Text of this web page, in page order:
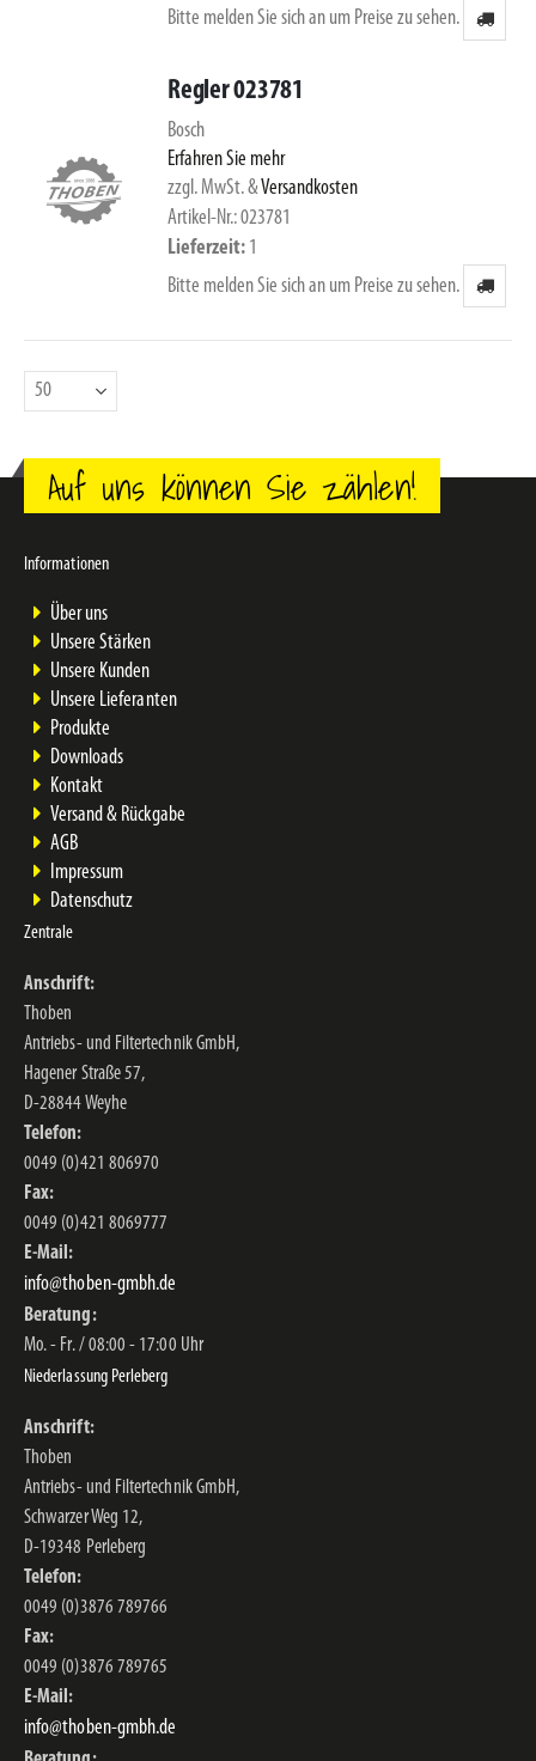
Bitte melden Sie sich an um Preise zu sehen.
Regler 023781
Bosch
Erfahren Sie mehr
zzgl. MwSt.&Versandkosten
Artikel-Nr.: 023781
Lieferzeit 1
Bitte melden Sie sich an um Preise zu sehen.
Auf uns können Sie zählen!
Informationen
Über uns
Unsere Stärken
Unsere Kunden
Unsere Lieferanten
Produkte
Downloads
Kontakt
Versand & Rückgabe
AGB
Impressum
Datenschutz
Zentrale
Anschrift:
Thoben
Antriebs- und Filtertechnik GmbH,
Hagener Straße 57,
D-28844 Weyhe
Telefon:
0049 (0)421 806970
Fax:
0049 (0)421 8069777
E-Mail:
info@thoben-gmbh.de
Beratung:
Mo. - Fr. / 08:00 - 17:00 Uhr
Niederlassung Perleberg
Anschrift:
Thoben
Antriebs- und Filtertechnik GmbH,
Schwarzer Weg 12,
D-19348 Perleberg
Telefon:
0049 (0)3876 789766
Fax:
0049 (0)3876 789765
E-Mail:
info@thoben-gmbh.de